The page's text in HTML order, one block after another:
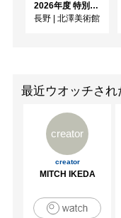
2026年度 特別展「ガレとドーム、アール･ヌーヴォーのガラス 水辺のやすらぎ、海の神秘」
長野 | 北澤美術館
最近ウオッチさ
creator
creator
MITCH IKEDA